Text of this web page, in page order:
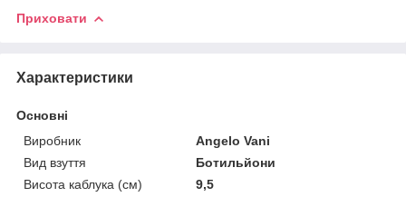
Приховати
Характеристики
Основні
Виробник
Angelo Vani
Вид взуття
Ботильйони
Висота каблука (см)
9,5